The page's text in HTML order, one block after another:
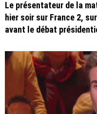
Le présentateur de la
hier soir sur France 2,
avant le débat